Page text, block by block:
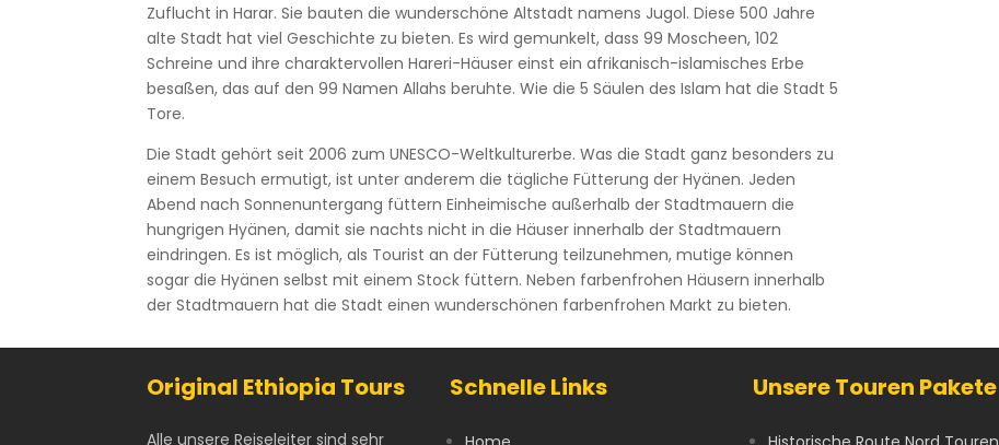
Zuflucht in Harar. Sie bauten die wunderschöne Altstadt namens Jugol. Diese 500 Jahre
alte Stadt hat viel Geschichte zu bieten. Es wird gemunkelt, dass 99 Moscheen, 102
Schreine und ihre charaktervollen Hareri-Häuser einst ein afrikanisch-islamisches Erbe
besaßen, das auf den 99 Namen Allahs beruhte. Wie die 5 Säulen des Islam hat die Stadt 5
Tore.
Die Stadt gehört seit 2006 zum UNESCO-Weltkulturerbe. Was die Stadt ganz besonders zu
einem Besuch ermutigt, ist unter anderem die tägliche Fütterung der Hyänen. Jeden
Abend nach Sonnenuntergang füttern Einheimische außerhalb der Stadtmauern die
hungrigen Hyänen, damit sie nachts nicht in die Häuser innerhalb der Stadtmauern
eindringen. Es ist möglich, als Tourist an der Fütterung teilzunehmen, mutige können
sogar die Hyänen selbst mit einem Stock füttern. Neben farbenfrohen Häusern innerhalb
der Stadtmauern hat die Stadt einen wunderschönen farbenfrohen Markt zu bieten.
Original Ethiopia Tours
Alle unsere Reiseleiter sind sehr
Schnelle Links Unsere Touren Pakete